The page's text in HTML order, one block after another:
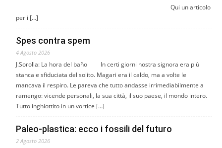
Qui un articolo
per i […]
Spes contra spem
4 Agosto 2026
J.Sorolla: La hora del baño In certi giorni nostra signora era più
stanca e sfiduciata del solito. Magari era il caldo, ma a volte le
mancava il respiro. Le pareva che tutto andasse irrimediabilmente a
ramengo: vicende personali, la sua città, il suo paese, il mondo intero.
Tutto inghiottito in un vortice […]
Paleo-plastica: ecco i fossili del futuro
2 Agosto 2026